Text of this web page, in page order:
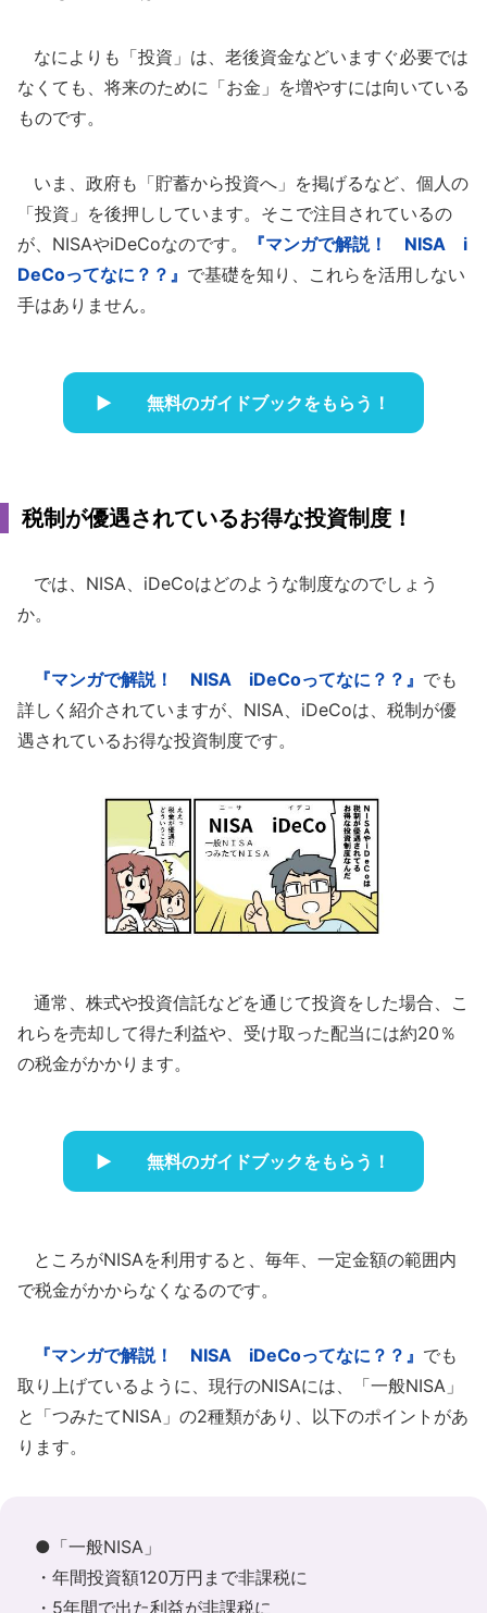
なによりも「投資」は、老後資金などいますぐ必要では
なくても、将来のために「お金」を増やすには向いている
ものです。
いま、政府も「貯蓄から投資へ」を掲げるなど、個人の
「投資」を後押ししています。そこで注目されているの
が、NISAやiDeCoなのです。
『マンガで解説！ NISA i
DeCoってなに？？』 で基礎を知り、これらを活用しない
手はありません。
無料のガイドブックをもらう！
税制が優遇されているお得な投資制度！
では、NISA、iDeCoはどのような制度なのでしょう
か。
『マンガで解説！ NISA iDeCoってなに？？』 でも
詳しく紹介されていますが、NISA、iDeCoは、税制が優
遇されているお得な投資制度です。
通常、株式や投資信託などを通じて投資をした場合、こ
れらを売却して得た利益や、受け取った配当には約20％
の税金がかかります。
無料のガイドブックをもらう！
ところがNISAを利用すると、毎年、一定金額の範囲内
で税金がかからなくなるのです。
『マンガで解説！ NISA iDeCoってなに？？』 でも
取り上げているように、現行のNISAには、「一般NISA」
と「つみたてNISA」の2種類があり、以下のポイントがあ
ります。
●「一般NISA」
・年間投資額120万円まで非課税に
・5年間で出た利益が非課税に